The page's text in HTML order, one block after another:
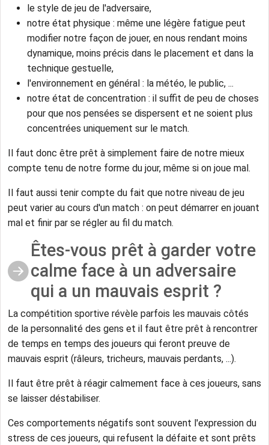
le style de jeu de l'adversaire,
notre état physique : même une légère fatigue peut
modifier notre façon de jouer, en nous rendant moins
dynamique, moins précis dans le placement et dans la
technique gestuelle,
l'environnement en général : la météo, le public, ...
notre état de concentration : il suffit de peu de choses
pour que nos pensées se dispersent et ne soient plus
concentrées uniquement sur le match.
Il faut donc être prêt à simplement faire de notre mieux
compte tenu de notre forme du jour, même si on joue mal.
Il faut aussi tenir compte du fait que notre niveau de jeu
peut varier au cours d'un match : on peut démarrer en jouant
mal et finir par se régler au fil du match.
Êtes-vous prêt à garder votre
calme face à un adversaire
qui a un mauvais esprit ?
La compétition sportive révèle parfois les mauvais côtés
de la personnalité des gens et il faut être prêt à rencontrer
de temps en temps des joueurs qui feront preuve de
mauvais esprit (râleurs, tricheurs, mauvais perdants, ...).
Il faut être prêt à réagir calmement face à ces joueurs, sans
se laisser déstabiliser.
Ces comportements négatifs sont souvent l'expression du
stress de ces joueurs, qui refusent la défaite et sont prêts